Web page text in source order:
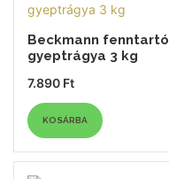
Beckmann fenntartó
gyeptrágya 3 kg
7.890 Ft
KOSÁRBA